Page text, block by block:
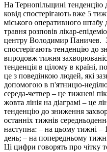
На Тернопільщині тенденцію
ковід спостерігають вже 5
міського оперативного штабу
травня розповів лікар-
центру Володимир Паничев. З
спостерігають тенденцію до
впродовж тижня
тенденція в цілому в країні,
це з поведінкою людей, які
допомогою в п'ятницю-
середа-четвер – це тижневі
жовта лінія на діаграмі – це
тенденцію до зниження
останніх тижнів
наступна: – на цьому тижні –
день; – на попередньому
Ці цифри говорять про чітку